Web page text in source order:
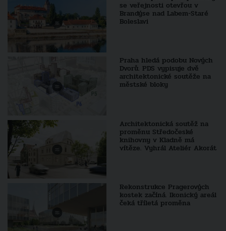
se veřejnosti otevřou v
Brandýse nad Labem-Staré
Boleslavi
Praha hledá podobu Nových
Dvorů. PDS vypisuje dvě
architektonické soutěže na
městské bloky
Architektonická soutěž na
proměnu Středočeské
knihovny v Kladně má
vítěze. Vyhrál Ateliér Akorát
Rekonstrukce Pragerových
kostek začíná. Ikonický areál
čeká tříletá proměna